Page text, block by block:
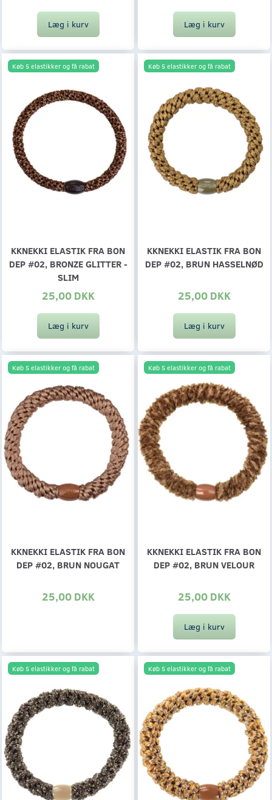
Læg i kurv Læg i kurv
Køb 5 elastikker og få rabat
KKNEKKI ELASTIK FRA BON
DEP #02, BRONZE GLITTER -
SLIM
25,00 DKK
Læg i kurv
Køb 5 elastikker og få rabat
KKNEKKI ELASTIK FRA BON
DEP #02, BRUN HASSELNØD
25,00 DKK
Læg i kurv
Køb 5 elastikker og få rabat
KKNEKKI ELASTIK FRA BON
DEP #02, BRUN NOUGAT
25,00 DKK
Køb 5 elastikker og få rabat
KKNEKKI ELASTIK FRA BON
DEP #02, BRUN VELOUR
25,00 DKK
Læg i kurv
Køb 5 elastikker og få rabat Køb 5 elastikker og få rabat